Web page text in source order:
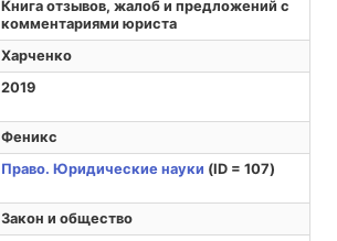
Книга отзывов, жалоб и предложений с
комментариями юриста
Харченко
2019
Феникс
Право. Юридические науки (ID = 107)
Закон и общество